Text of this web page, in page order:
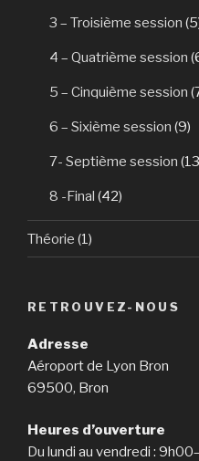
3 – Troisième session
4 – Quatrième session
5 – Cinquième session
6 – Sixième session (9)
7- Septième session
8 -Final (42)
Théorie (1)
RETROUVEZ-NOUS
Adresse
Aéroport de Lyon Bron
69500, Bron
Heures d’ouverture
Du lundi au vendredi :